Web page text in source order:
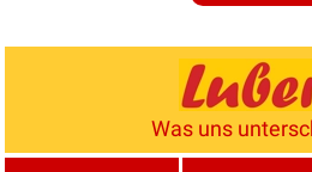
Was uns